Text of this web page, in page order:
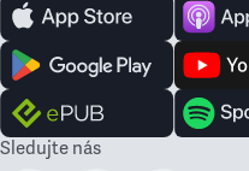
Sledujte nás